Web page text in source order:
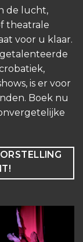
de lucht,
theatrale
voor u klaar.
is er voor
Boek nu